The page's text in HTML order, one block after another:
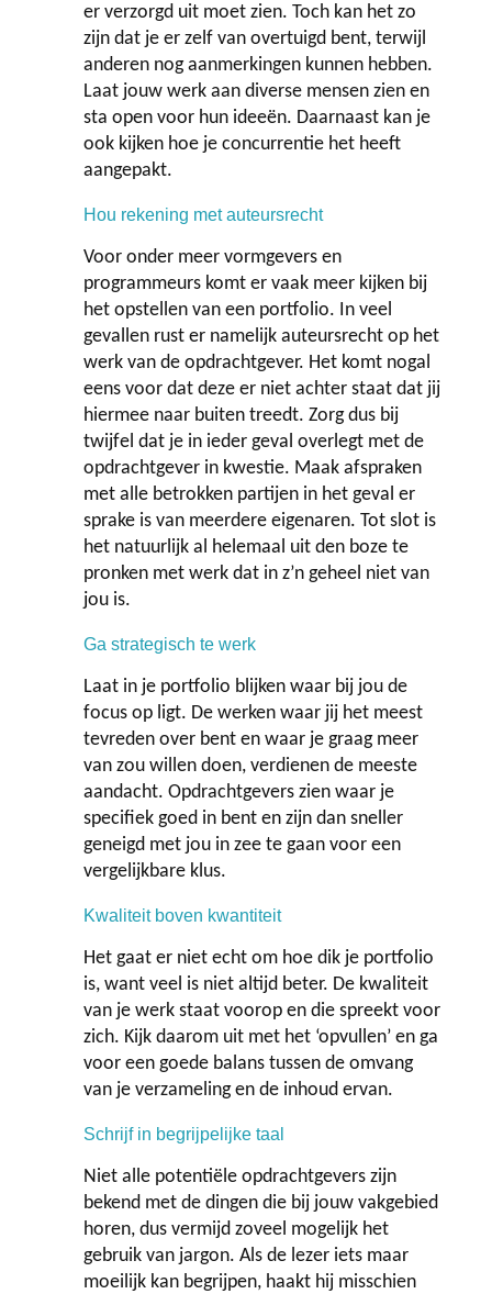
er verzorgd uit moet zien. Toch kan het zo
zijn dat je er zelf van overtuigd bent, terwijl
anderen nog aanmerkingen kunnen hebben.
Laat jouw werk aan diverse mensen zien en
sta open voor hun ideeën. Daarnaast kan je
ook kijken hoe je concurrentie het heeft
aangepakt.
Hou rekening met auteursrecht
Voor onder meer vormgevers en
programmeurs komt er vaak meer kijken bij
het opstellen van een portfolio. In veel
gevallen rust er namelijk auteursrecht op het
werk van de opdrachtgever. Het komt nogal
eens voor dat deze er niet achter staat dat jij
hiermee naar buiten treedt. Zorg dus bij
twijfel dat je in ieder geval overlegt met de
opdrachtgever in kwestie. Maak afspraken
met alle betrokken partijen in het geval er
sprake is van meerdere eigenaren. Tot slot is
het natuurlijk al helemaal uit den boze te
pronken met werk dat in z’n geheel niet van
jou is.
Ga strategisch te werk
Laat in je portfolio blijken waar bij jou de
focus op ligt. De werken waar jij het meest
tevreden over bent en waar je graag meer
van zou willen doen, verdienen de meeste
aandacht. Opdrachtgevers zien waar je
specifiek goed in bent en zijn dan sneller
geneigd met jou in zee te gaan voor een
vergelijkbare klus.
Kwaliteit boven kwantiteit
Het gaat er niet echt om hoe dik je portfolio
is, want veel is niet altijd beter. De kwaliteit
van je werk staat voorop en die spreekt voor
zich. Kijk daarom uit met het ‘opvullen’ en ga
voor een goede balans tussen de omvang
van je verzameling en de inhoud ervan.
Schrijf in begrijpelijke taal
Niet alle potentiële opdrachtgevers zijn
bekend met de dingen die bij jouw vakgebied
horen, dus vermijd zoveel mogelijk het
gebruik van jargon. Als de lezer iets maar
moeilijk kan begrijpen, haakt hij misschien